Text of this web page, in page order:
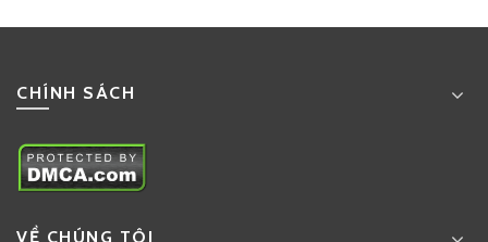
CHÍNH SÁCH
VỀ CHÚNG TÔI